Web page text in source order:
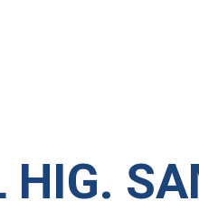
HIG.